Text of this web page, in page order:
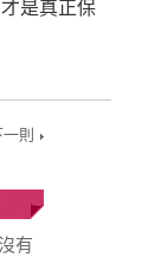
是真正保
則
有